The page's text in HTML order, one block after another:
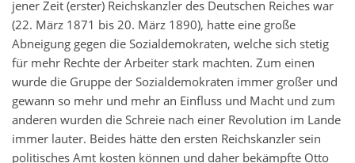
jener Zeit (erster) Reichskanzler des Deutschen Reiches war
(22. März 1871 bis 20. März 1890), hatte eine große
Abneigung gegen die Sozialdemokraten, welche sich stetig
für mehr Rechte der Arbeiter stark machten. Zum einen
wurde die Gruppe der Sozialdemokraten immer großer und
gewann so mehr und mehr an Einfluss und Macht und zum
anderen wurden die Schreie nach einer Revolution im Lande
immer lauter. Beides hätte den ersten Reichskanzler sein
politisches Amt kosten können und daher bekämpfte Otto